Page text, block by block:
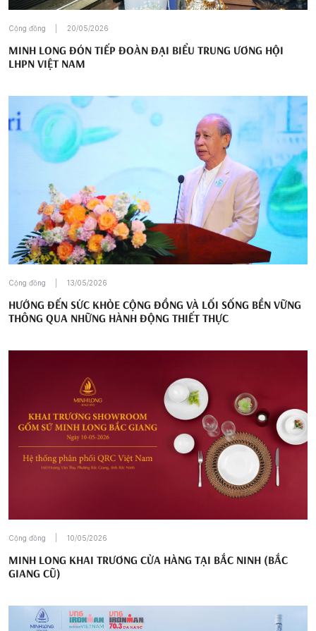
Cộng đồng 20/05/2026
MINH LONG ĐÓN TIẾP ĐOÀN ĐẠI BIỂU TRUNG ƯƠNG HỘI
LHPN VIỆT NAM
Cộng đồng 13/05/2026
HƯỚNG ĐẾN SỨC KHỎE CỘNG ĐỒNG VÀ LỐI SỐNG BỀN VỮNG
THÔNG QUA NHỮNG HÀNH ĐỘNG THIẾT THỰC
Cộng đồng 10/05/2026
MINH LONG KHAI TRƯƠNG CỬA HÀNG TẠI BẮC NINH (BẮC
GIANG CŨ)